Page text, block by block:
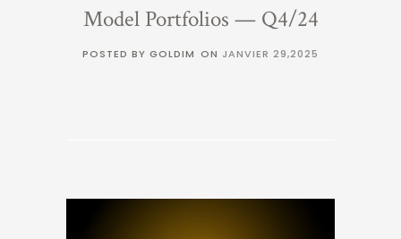
Model Portfolios — Q4/24
POSTED BY GOLDIM ON JANVIER 29,2025